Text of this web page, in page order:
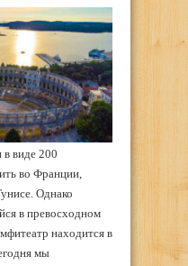
виде 200
во Франции,
Однако
в превосходном
находится в
мы